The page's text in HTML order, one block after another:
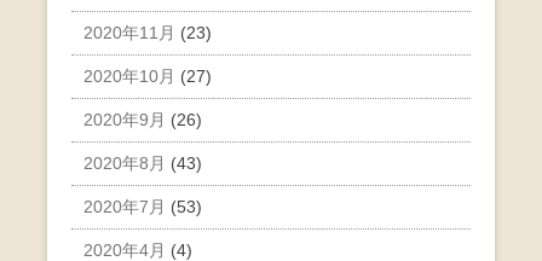
2020年11月 (23)
2020年10月 (27)
2020年9月 (26)
2020年8月 (43)
2020年7月 (53)
2020年4月 (4)